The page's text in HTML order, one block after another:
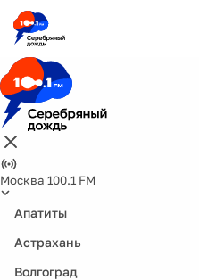
Москва 100.1 FM
Апатиты
Астрахань
Волгоград